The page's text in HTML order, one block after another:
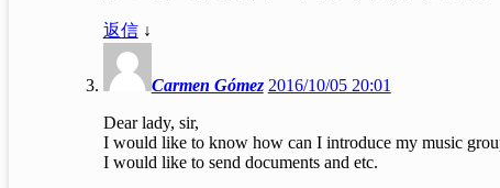
返信 ↓
Carmen Gómez 2016/10/05 20:01
Dear lady, sir,
I would like to know how can I introduce my music
I would like to send documents and etc.